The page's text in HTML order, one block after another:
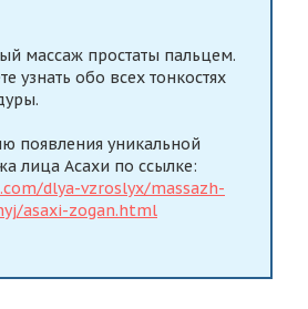
массаж простаты пальцем.
узнать обо всех тонкостях
появления уникальной
лица Асахи по ссылке:
dlya-vzroslyx/massazh-
asaxi-zogan.html